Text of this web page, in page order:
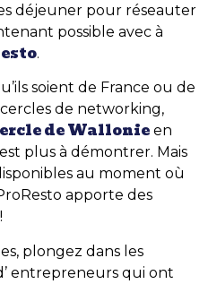
déjeuner pour réseauter
possible avec à
.
soient de France ou de
de networking,
de Wallonie en
plus à démontrer. Mais
au moment où
apporte des
plongez dans les
entrepreneurs qui ont